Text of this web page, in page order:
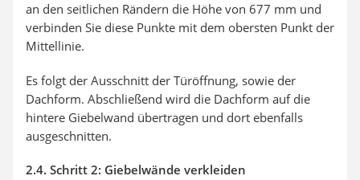
an den seitlichen Rändern die Höhe von 677 mm und
verbinden Sie diese Punkte mit dem obersten Punkt der
Mittellinie.
Es folgt der Ausschnitt der Türöffnung, sowie der
Dachform. Abschließend wird die Dachform auf die
hintere Giebelwand übertragen und dort ebenfalls
ausgeschnitten.
2.4. Schritt 2: Giebelwände verkleiden